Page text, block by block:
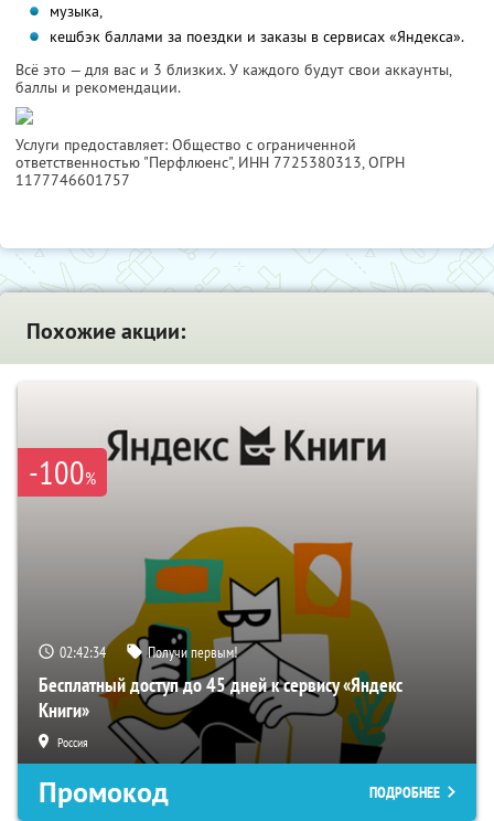
музыка,
кешбэк баллами за поездки и заказы в сервисах «Яндекса».
Всё это — для вас и 3 близких. У каждого будут свои аккаунты,
баллы и рекомендации.
Услуги предоставляет: Общество с ограниченной
ответственностью "Перфлюенс", ИНН 7725380313, ОГРН
1177746601757
Похожие акции:
-100%
02:42:33 Получи первым!
Бесплатный доступ до 45 дней к сервису «Яндекс
Книги»
Россия
Промокод ПОДРОБНЕЕ